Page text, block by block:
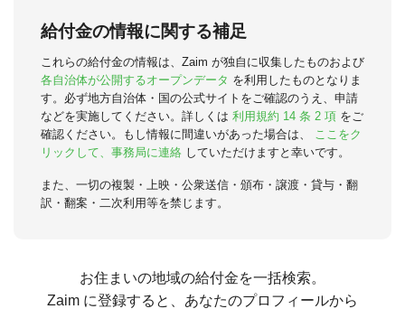
給付金の情報に関する補足
これらの給付金の情報は、Zaim が独自に収集したものおよび
各自治体が公開するオープンデータ を利用したものとなりま
す。必ず地方自治体・国の公式サイトをご確認のうえ、申請
などを実施してください。詳しくは 利用規約 14 条 2 項 をご
確認ください。もし情報に間違いがあった場合は、
ここをク
リックして、事務局に連絡 していただけますと幸いです。
また、一切の複製・上映・公衆送信・頒布・譲渡・貸与・翻
訳・翻案・二次利用等を禁じます。
お住まいの地域の給付金を一括検索。
Zaim に登録すると、あなたのプロフィールから